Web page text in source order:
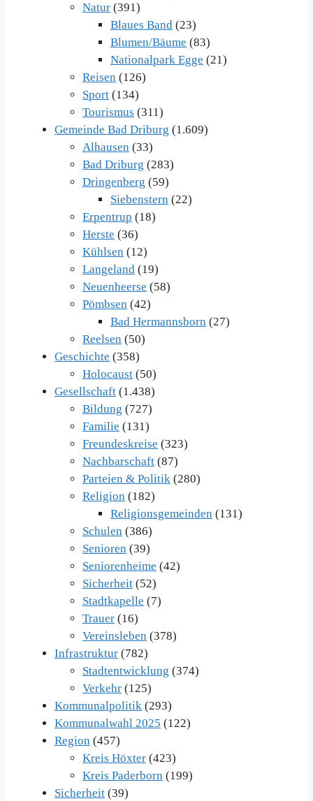
Natur (391)
Blaues Band (23)
Blumen/Bäume (83)
Nationalpark Egge (21)
Reisen (126)
Sport (134)
Tourismus (311)
Gemeinde Bad Driburg (1.609)
Alhausen (33)
Bad Driburg (283)
Dringenberg (59)
Siebenstern (22)
Erpentrup (18)
Herste (36)
Kühlsen (12)
Langeland (19)
Neuenheerse (58)
Pömbsen (42)
Bad Hermannsborn (27)
Reelsen (50)
Geschichte (358)
Holocaust (50)
Gesellschaft (1.438)
Bildung (727)
Familie (131)
Freundeskreise (323)
Nachbarschaft (87)
Parteien & Politik (280)
Religion (182)
Religionsgemeinden (131)
Schulen (386)
Senioren (39)
Seniorenheime (42)
Sicherheit (52)
Stadtkapelle (7)
Trauer (16)
Vereinsleben (378)
Infrastruktur (782)
Stadtentwicklung (374)
Verkehr (125)
Kommunalpolitik (293)
Kommunalwahl 2025 (122)
Region (457)
Kreis Höxter (423)
Kreis Paderborn (199)
Sicherheit (39)